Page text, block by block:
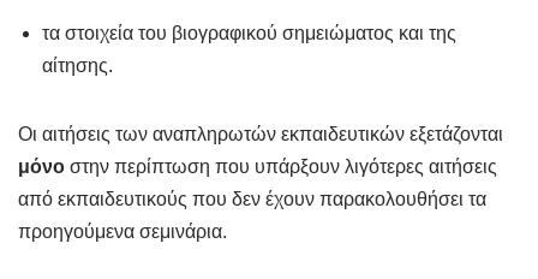
τα στοιχεία του βιογραφικού σημειώματος και της
αίτησης.
Οι αιτήσεις των αναπληρωτών εκπαιδευτικών εξετάζονται
μόνο στην περίπτωση που υπάρξουν λιγότερες αιτήσεις
από εκπαιδευτικούς που δεν έχουν παρακολουθήσει τα
προηγούμενα σεμινάρια.